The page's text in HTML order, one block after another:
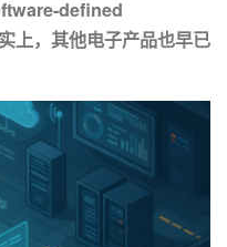
defined
上，其他电子产品也早已